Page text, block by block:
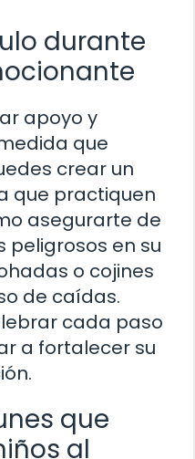
durante
apoyo y
que
crear un
que practiquen
asegurarte de
peligrosos en su
o cojines
de caídas.
cada paso
a fortalecer su
que
al